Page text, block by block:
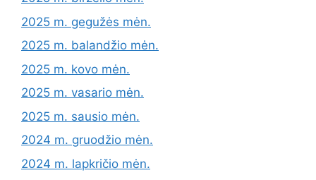
2025 m. gegužės mėn.
2025 m. balandžio mėn.
2025 m. kovo mėn.
2025 m. vasario mėn.
2025 m. sausio mėn.
2024 m. gruodžio mėn.
2024 m. lapkričio mėn.